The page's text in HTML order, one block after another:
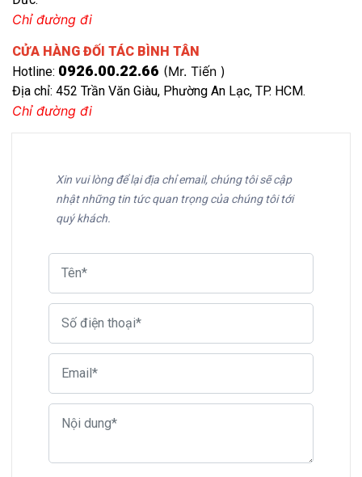
Chỉ đường đi
CỬA HÀNG ĐỐI TÁC BÌNH TÂN
Hotline: 0926.00.22.66 (Mr. Tiến )
Địa chỉ: 452 Trần Văn Giàu, Phường An Lạc, TP. HCM.
Chỉ đường đi
Xin vui lòng để lại địa chỉ email, chúng tôi sẽ cập
nhật những tin tức quan trọng của chúng tôi tới
quý khách.